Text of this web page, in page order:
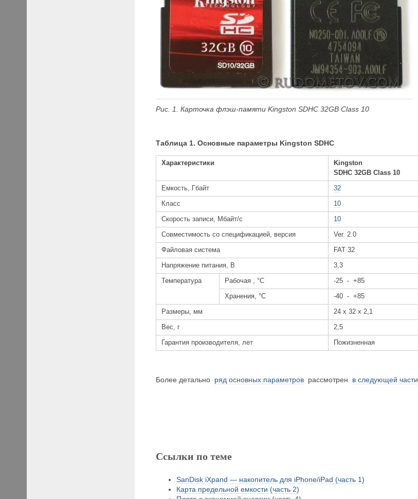
Рис. 1. Карточка флэш-памяти Kingston SDHC 32GB Class 10
Таблица 1. Основные параметры Kingston SDHC
Характеристики
Kingston
SDHC 32GB Class 10
Емкость, Гбайт 32
Класс 10
Скорость записи, Мбайт/с 10
Совместимость со спецификацией, версия Ver. 2.0
Файловая система FAT 32
Напряжение питания, В 3,3
Температура Рабочая , °С -25 - +85
Хранения, °С -40 - +85
Размеры, мм 24 х 32 х 2,1
Вес, г 2,5
Гарантия производителя, лет Пожизненная
Более детально ряд основных параметров рассмотрен в следующей части
Ссылки по теме
SanDisk iXpand — накопитель для iPhone/iPad (часть 1)
Карта предельной емкости (часть 2)